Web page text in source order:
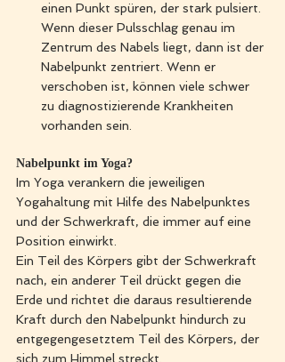
einen Punkt spüren, der stark pulsiert.
Wenn dieser Pulsschlag genau im
Zentrum des Nabels liegt, dann ist der
Nabelpunkt zentriert. Wenn er
verschoben ist, können viele schwer
zu diagnostizierende Krankheiten
vorhanden sein.
Nabelpunkt im Yoga?
Im Yoga verankern die jeweiligen
Yogahaltung mit Hilfe des Nabelpunktes
und der Schwerkraft, die immer auf eine
Position einwirkt.
Ein Teil des Körpers gibt der Schwerkraft
nach, ein anderer Teil drückt gegen die
Erde und richtet die daraus resultierende
Kraft durch den Nabelpunkt hindurch zu
entgegengesetztem Teil des Körpers, der
sich zum Himmel streckt.